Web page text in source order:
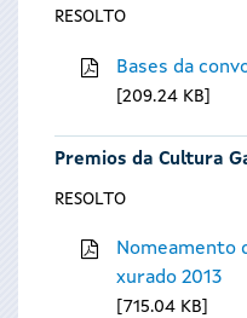
RESOLTO
Bases da
209.24 KB
Premios da Cultura
RESOLTO
Nomeamento
xurado 2013
715.04 KB